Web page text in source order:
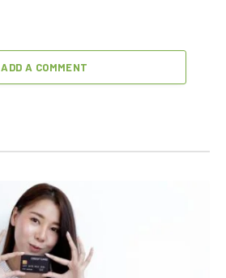
ADD A COMMENT